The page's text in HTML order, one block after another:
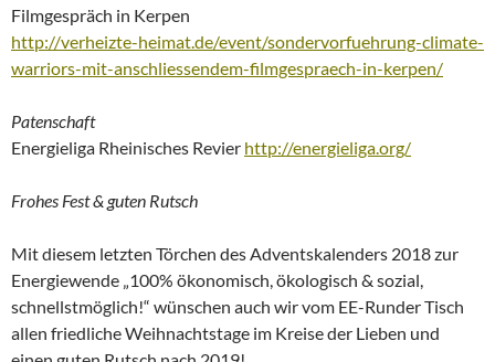
Filmgespräch in Kerpen
http://verheizte-heimat.de/event/sondervorfuehrung-climate-
warriors-mit-anschliessendem-filmgespraech-in-kerpen/
Patenschaft
Energieliga Rheinisches Revier http://energieliga.org/
Frohes Fest & guten Rutsch
Mit diesem letzten Törchen des Adventskalenders 2018 zur
Energiewende „100% ökonomisch, ökologisch & sozial,
schnellstmöglich!“ wünschen auch wir vom EE-Runder Tisch
allen friedliche Weihnachtstage im Kreise der Lieben und